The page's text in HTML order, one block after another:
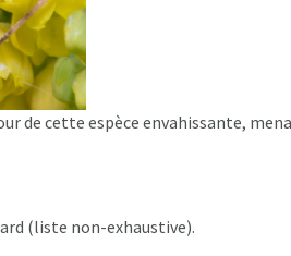
de cette espèce envahissante,
(liste non-exhaustive).